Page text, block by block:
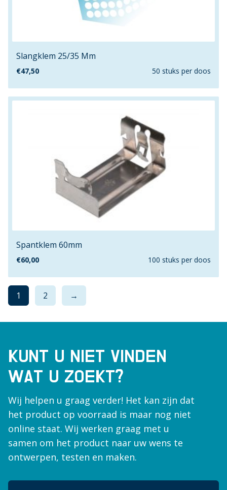
C50
C75
C85
M12
Slangklem 25/35 Mm
€47,50 50 stuks per doos
Spantklem 60mm
€60,00 100 stuks per doos
1 2 →
KUNT U NIET VINDEN
WAT U ZOEKT?
Wij helpen u graag verder! Het kan zijn dat
het product op voorraad is maar nog niet
online staat. Wij werken graag met u
samen om het product naar uw wens te
ontwerpen, testen en maken.